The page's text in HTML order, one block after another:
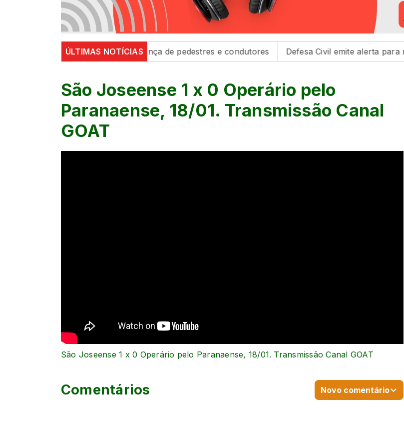
ÚLTIMAS NOTÍCIAS
fortalecem segurança de pedestres e condutores Defesa Civil emite alerta para risco de
São Joseense 1 x 0 Operário pelo
Paranaense, 18/01. Transmissão Canal
GOAT
São Joseense 1 x 0 Operário pelo Paranaense, 18/01. Transmissão Canal GOAT
Comentários Novo comentário